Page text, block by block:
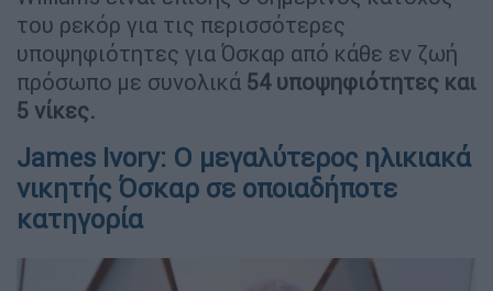
του ρεκόρ για τις περισσότερες
υποψηφιότητες για Όσκαρ από κάθε εν ζωή
πρόσωπο με συνολικά 54 υποψηφιότητες και
5 νίκες.
James Ivory: Ο μεγαλύτερος ηλικιακά
νικητής Όσκαρ σε οποιαδήποτε
κατηγορία